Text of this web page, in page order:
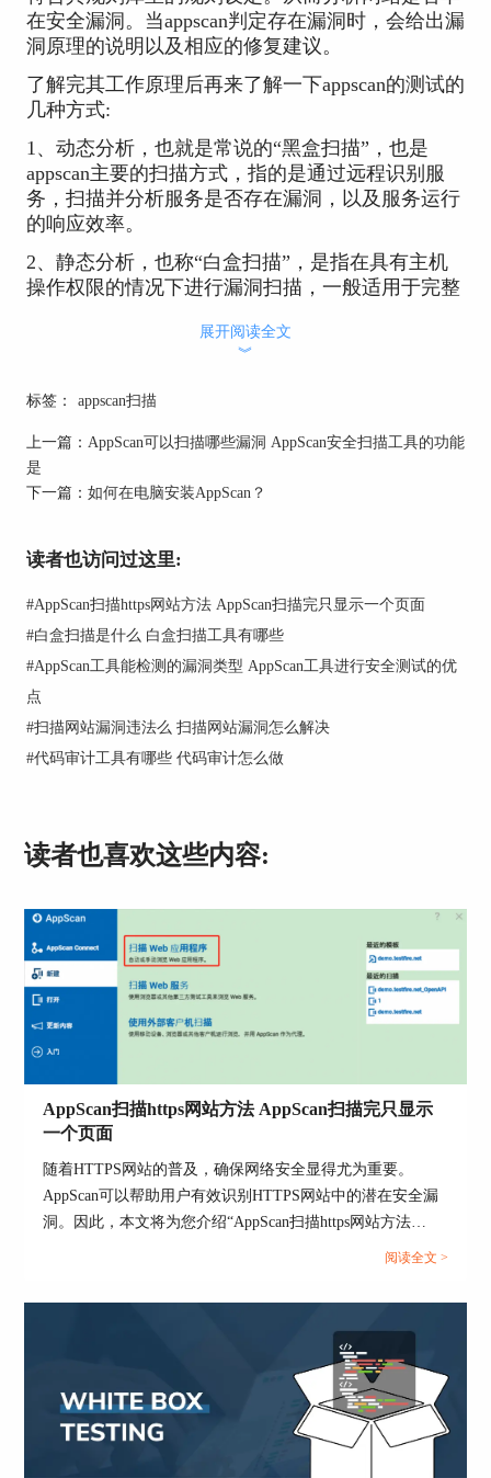
在安全漏洞。当appscan判定存在漏洞时，会给出漏
洞原理的说明以及相应的修复建议。
了解完其工作原理后再来了解一下appscan的测试的
几种方式:
1、动态分析，也就是常说的“黑盒扫描”，也是
appscan主要的扫描方式，指的是通过远程识别服
务，扫描并分析服务是否存在漏洞，以及服务运行
的响应效率。
2、静态分析，也称“白盒扫描”，是指在具有主机
操作权限的情况下进行漏洞扫描，一般适用于完整
技术得到的检测报告会更准确，但无法做为外部攻
的干扰，同时大多数情况很难拿到主机操作权限
的。
３、交互分析（glass box scan）,appscan的黑盒扫
描可以与网站驻留的glass-box代理程序进行交互，
而交互分析相较于单纯的黑盒扫描能够得到更准确
最后给大家分享一下appscan扫描网站的具体步骤：
步骤一、双击打开appscan的文件菜单下的新建命
令。
步骤二、在弹出的对话框中选择Web应用程序进入
配置向导界面。
址，然后点击下一步。
展开阅读全文
︾
标签： appscan扫描
上一篇： AppScan可以扫描哪些漏洞 AppScan安全扫描工具的功能
是
下一篇： 如何在电脑安装AppScan？
读者也访问过这里:
#AppScan扫描https网站方法 AppScan扫描完只显示一个页面
#白盒扫描是什么 白盒扫描工具有哪些
#AppScan工具能检测的漏洞类型 AppScan工具进行安全测试的优
点
#扫描网站漏洞违法么 扫描网站漏洞怎么解决
#代码审计工具有哪些 代码审计怎么做
读者也喜欢这些内容:
AppScan扫描https网站方法 AppScan扫描完只显示
一个页面
随着HTTPS网站的普及，确保网络安全显得尤为重要。
AppScan可以帮助用户有效识别HTTPS网站中的潜在安全漏
洞。因此，本文将为您介绍“AppScan扫描https网站方法
AppScan扫描完只显示一个页面”的相关话题，为您提供详细
阅读全文 >